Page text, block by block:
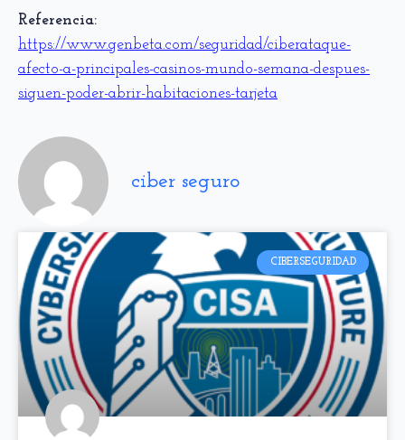
Referencia:
https://www.genbeta.com/seguridad/ciberataque-
afecto-a-principales-casinos-mundo-semana-despues-
siguen-poder-abrir-habitaciones-tarjeta
ciber seguro
CIBERSEGURIDAD